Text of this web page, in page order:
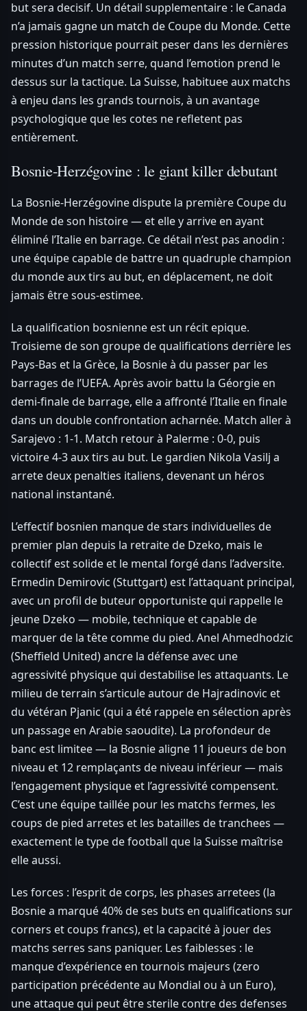
but sera decisif. Un détail supplementaire : le Canada
n’a jamais gagne un match de Coupe du Monde. Cette
pression historique pourrait peser dans les dernières
minutes d’un match serre, quand l’emotion prend le
dessus sur la tactique. La Suisse, habituee aux matchs
à enjeu dans les grands tournois, à un avantage
psychologique que les cotes ne refletent pas
entièrement.
Bosnie-Herzégovine : le giant killer debutant
La Bosnie-Herzégovine dispute la première Coupe du
Monde de son histoire — et elle y arrive en ayant
éliminé l’Italie en barrage. Ce détail n’est pas anodin :
une équipe capable de battre un quadruple champion
du monde aux tirs au but, en déplacement, ne doit
jamais être sous-estimee.
La qualification bosnienne est un récit epique.
Troisieme de son groupe de qualifications derrière les
Pays-Bas et la Grèce, la Bosnie à du passer par les
barrages de l’UEFA. Après avoir battu la Géorgie en
demi-finale de barrage, elle a affronté l’Italie en finale
dans un double confrontation acharnée. Match aller à
Sarajevo : 1-1. Match retour à Palerme : 0-0, puis
victoire 4-3 aux tirs au but. Le gardien Nikola Vasilj a
arrete deux penalties italiens, devenant un héros
national instantané.
L’effectif bosnien manque de stars individuelles de
premier plan depuis la retraite de Dzeko, mais le
collectif est solide et le mental forgé dans l’adversite.
Ermedin Demirovic (Stuttgart) est l’attaquant principal,
avec un profil de buteur opportuniste qui rappelle le
jeune Dzeko — mobile, technique et capable de
marquer de la tête comme du pied. Anel Ahmedhodzic
(Sheffield United) ancre la défense avec une
agressivité physique qui destabilise les attaquants. Le
milieu de terrain s’articule autour de Hajradinovic et
du vétéran Pjanic (qui a été rappele en sélection après
un passage en Arabie saoudite). La profondeur de
banc est limitee — la Bosnie aligne 11 joueurs de bon
niveau et 12 remplaçants de niveau inférieur — mais
l’engagement physique et l’agressivité compensent.
C’est une équipe taillée pour les matchs fermes, les
coups de pied arretes et les batailles de tranchees —
exactement le type de football que la Suisse maîtrise
elle aussi.
Les forces : l’esprit de corps, les phases arretees (la
Bosnie a marqué 40% de ses buts en qualifications sur
corners et coups francs), et la capacité à jouer des
matchs serres sans paniquer. Les faiblesses : le
manque d’expérience en tournois majeurs (zero
participation précédente au Mondial ou à un Euro),
une attaque qui peut être sterile contre des defenses